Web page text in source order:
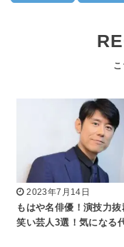
2023年7月14日
もはや名俳優！演技力抜
笑い芸人3選！気になる